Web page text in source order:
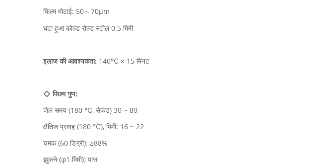
फिल्म मोटाई: 50～70μm
घटा हुआ कोल्ड रोल्ड स्टील 0.5 मिमी
इलाज की आवश्यकता: 140℃ × 15 मिनट
◇ फिल्म गुण:
जेल समय (180 ℃, सेकंड) 30 ~ 80
क्षैतिज प्रवाह (180 ℃), मिमी: 16 ~ 22
चमक (60 डिग्री): ≥88%
झुकने (φ1 मिमी): पास